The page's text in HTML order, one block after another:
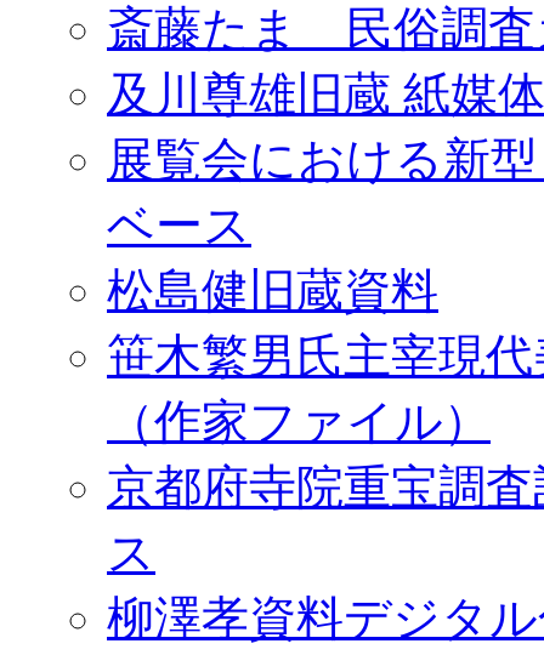
斎藤たま 民俗調査
及川尊雄旧蔵 紙媒
展覧会における新
ベース
松島健旧蔵資料
笹木繁男氏主宰現
（作家ファイル）
京都府寺院重宝調
ス
柳澤孝資料デジタ